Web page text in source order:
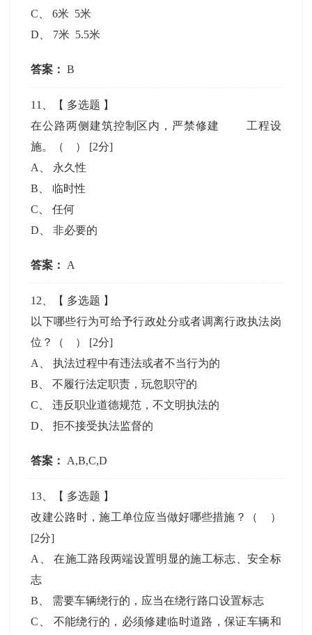
C 、6米 5米
D
7米 5.5米
答案： B
11 、【 多选题 】
在公路两侧建筑控制区内，严禁修建 工程设
施。（ ） [2分]
A
永久性
B
临时性
C 、任何
D 、非必要的
答案： A
12 、【 多选题 】
以下哪些行为可给予行政处分或者调离行政执法岗
位？（ ） [2分]
A
、执法过程中有违法或者不当行为的
B 、不履行法定职责，玩忽职守的
C 、违反职业道德规范，不文明执法的
D 、拒不接受执法监督的
答案： A,B,C,D
13 、【 多选题 】
改建公路时，施工单位应当做好哪些措施？（ ）
[2分]
A
、在施工路段两端设置明显的施工标志、安全标
志
B
需要车辆绕行的，应当在绕行路口设置标志
C
不能绕行的，必须修建临时道路，保证车辆和